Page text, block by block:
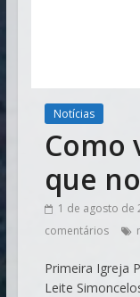
Notícias
Como
que
1 de agosto de
comentários
Primeira Igreja
Leite